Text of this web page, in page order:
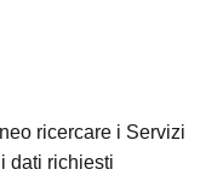
ricercare i Servizi
dati richiesti